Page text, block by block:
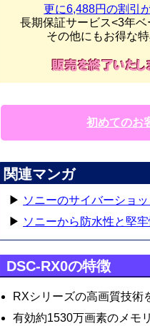
更に6,488円の割引
長期保証サービス<3年
その他にもお得な特
初めてのお
関連マンガ
▶ ソニーのサイバーショ
▶ ソニーから防水性と堅
DSC-RX0の特徴
RXシリーズの高画質技術
有効約1530万画素のメモ